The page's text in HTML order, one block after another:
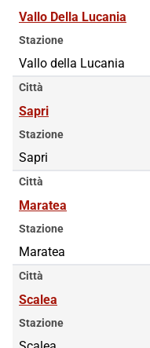
Vallo Della Lucania
Stazione
Vallo della Lucania
Città
Sapri
Stazione
Sapri
Città
Maratea
Stazione
Maratea
Città
Scalea
Stazione